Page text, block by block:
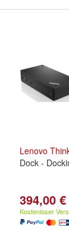
Lenovo
Dock -
394,00 €
Kostenloser